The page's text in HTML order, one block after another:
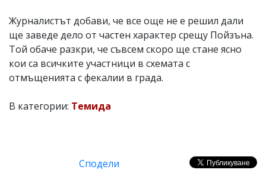
Журналистът добави, че все още не е решил дали
ще заведе дело от частен характер срещу Пойзъна.
Той обаче разкри, че съвсем скоро ще стане ясно
кои са всичките участници в схемата с
отмъщенията с фекалии в града.
В категории: Темида
Сподели